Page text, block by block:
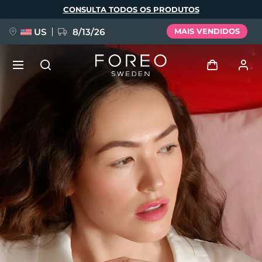
principal
CONSULTA TODOS OS PRODUTOS
US 8/13/26 MAIS VENDIDOS
Entrar
Perfil de usuário
Meus aparelhos
Meus pedidos
Meus endereços
As minhas subscrições
NOVIDADE
FAQ™ Pure Beauty-Tech Elixir
BREAKING NEWS
issa™ Teeth Whitening Set
Idioma
English Deutsch
Español
Français
Português
Polski
Svenska
Русский
Türkçe
简体中文 繁體中文